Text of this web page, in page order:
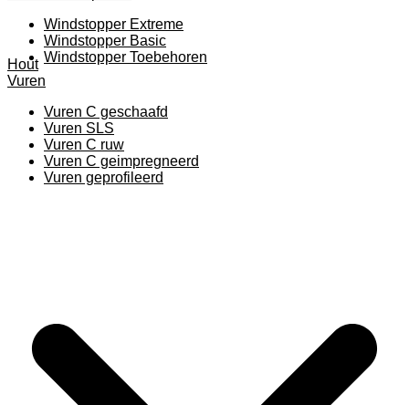
Windstopper Extreme
Windstopper Basic
Windstopper Toebehoren
Hout
Vuren
Vuren C geschaafd
Vuren SLS
Vuren C ruw
Vuren C geimpregneerd
Vuren geprofileerd